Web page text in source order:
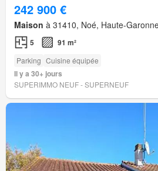
242 900 €
Maison à 31410, Noé, Haute-
5 91 m²
Parking Cuisine équipée
Il y a 30+ jours
SUPERIMMO NEUF - SUPERNEUF